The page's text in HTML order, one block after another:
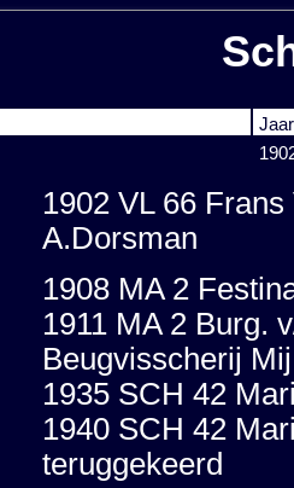
1902 VL 66
A.Dorsman
1908 MA 2
1911 MA 2 Burg.
Beugvisscherij
1935 SCH 42
1940 SCH 42
teruggekeerd